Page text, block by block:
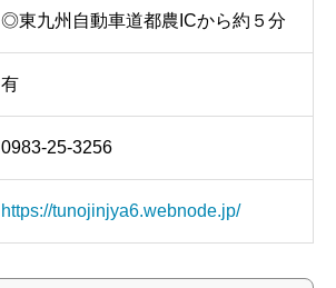
◎東九州自動車道都農ICから約５分
有
0983-25-3256
https://tunojinjya6.webnode.jp/